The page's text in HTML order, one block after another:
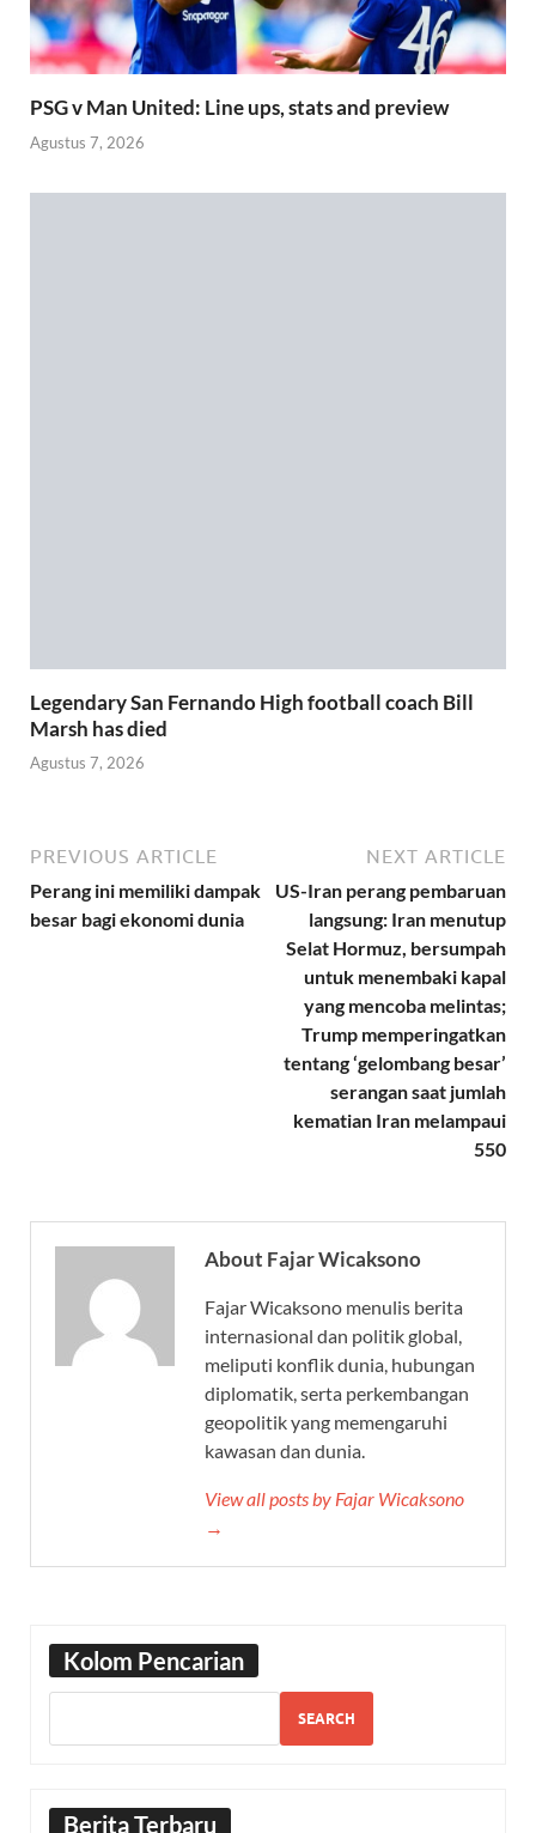
PSG v Man United: Line ups, stats and preview
Agustus 7, 2026
Legendary San Fernando High football coach Bill
Marsh has died
Agustus 7, 2026
PREVIOUS ARTICLE
Perang ini memiliki dampak
besar bagi ekonomi dunia
NEXT ARTICLE
US-Iran perang pembaruan
langsung: Iran menutup
Selat Hormuz, bersumpah
untuk menembaki kapal
yang mencoba melintas;
Trump memperingatkan
tentang ‘gelombang besar’
serangan saat jumlah
kematian Iran melampaui
550
About Fajar Wicaksono
Fajar Wicaksono menulis berita
internasional dan politik global,
meliputi konflik dunia, hubungan
diplomatik, serta perkembangan
geopolitik yang memengaruhi
kawasan dan dunia.
View all posts by Fajar Wicaksono
→
Kolom Pencarian
SEARCH
Berita Terbaru